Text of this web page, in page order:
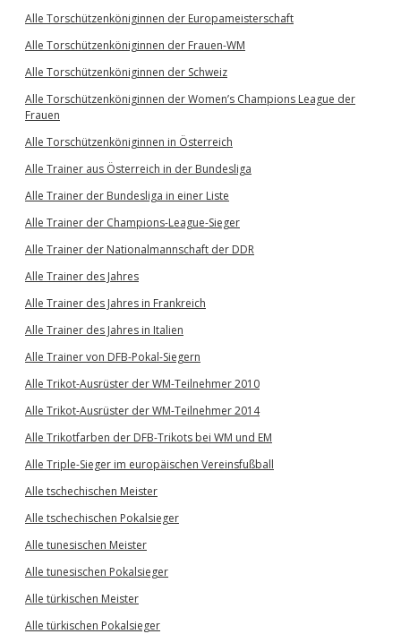
Alle Torschützenköniginnen der Europameisterschaft
Alle Torschützenköniginnen der Frauen-WM
Alle Torschützenköniginnen der Schweiz
Alle Torschützenköniginnen der Women’s Champions League der
Frauen
Alle Torschützenköniginnen in Österreich
Alle Trainer aus Österreich in der Bundesliga
Alle Trainer der Bundesliga in einer Liste
Alle Trainer der Champions-League-Sieger
Alle Trainer der Nationalmannschaft der DDR
Alle Trainer des Jahres
Alle Trainer des Jahres in Frankreich
Alle Trainer des Jahres in Italien
Alle Trainer von DFB-Pokal-Siegern
Alle Trikot-Ausrüster der WM-Teilnehmer 2010
Alle Trikot-Ausrüster der WM-Teilnehmer 2014
Alle Trikotfarben der DFB-Trikots bei WM und EM
Alle Triple-Sieger im europäischen Vereinsfußball
Alle tschechischen Meister
Alle tschechischen Pokalsieger
Alle tunesischen Meister
Alle tunesischen Pokalsieger
Alle türkischen Meister
Alle türkischen Pokalsieger